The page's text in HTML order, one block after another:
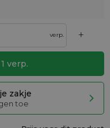
verp. +
1 verp.
zakje
toe